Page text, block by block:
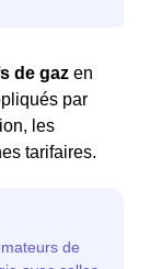
de gaz en
par
les
tarifaires.